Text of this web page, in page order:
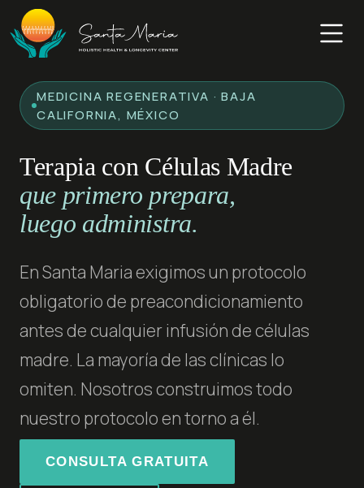
to
content
MEDICINA REGENERATIVA · BAJA
CALIFORNIA, MÉXICO
Terapia con Células Madre
que primero prepara,
luego administra.
En Santa Maria exigimos un protocolo
obligatorio de preacondicionamiento
antes de cualquier infusión de células
madre. La mayoría de las clínicas lo
omiten. Nosotros construimos todo
nuestro protocolo en torno a él.
CONSULTA GRATUITA